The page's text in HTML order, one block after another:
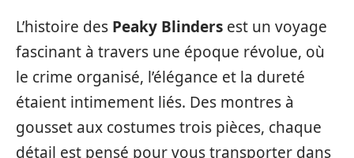
L’histoire des Peaky Blinders est un voyage
fascinant à travers une époque révolue, où
le crime organisé, l’élégance et la dureté
étaient intimement liés. Des montres à
gousset aux costumes trois pièces, chaque
détail est pensé pour vous transporter dans